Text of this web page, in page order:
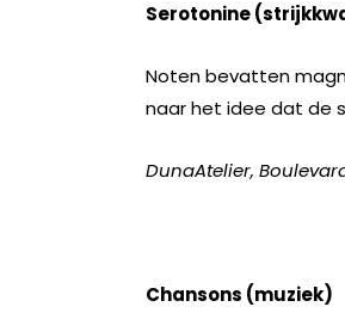
Serotonine
Noten bevatten
naar het idee dat de
DunaAtelier,
Chansons (muziek)